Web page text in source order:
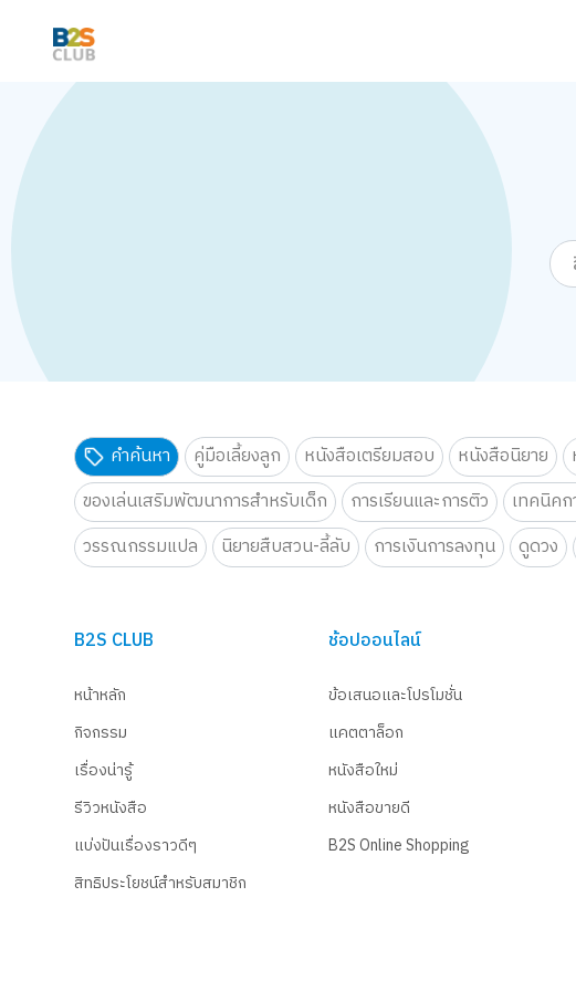
คำค้นหา คู่มือเลี้ยงลูก หนังสือเตรียมสอบ หนังสือนิยาย
ของเล่นเสริมพัฒนาการสำหรับเด็ก
การเรียนและการติว เทคนิค
วรรณกรรมแปล
นิยายสืบสวน-ลี้ลับ การเงินการลงทุน ดูดวง
B2S CLUB
หน้าหลัก
กิจกรรม
เรื่องน่ารู้
รีวิวหนังสือ
แบ่งปันเรื่องราวดีๆ
สิทธิประโยชน์สำหรับสมาชิก
ช้อปออนไลน์
ข้อเสนอและโปรโมชั่น
แคตตาล็อก
หนังสือใหม่
หนังสือขายดี
B2S Online Shopping